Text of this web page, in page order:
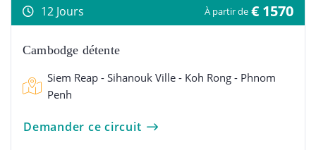
12 Jours À partir de € 1570
Cambodge détente
Siem Reap - Sihanouk Ville - Koh Rong - Phnom
Penh
Demander ce circuit